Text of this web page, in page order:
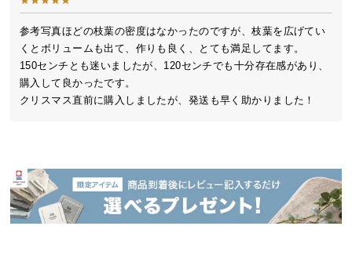
送
料
に
つ
い
て
商
品
の
参考写真ほどの枝葉の密度はなかったのですが、枝葉を広げてい
くとボリュームも出て、作りも良く、とても満足してます。
150センチとも迷いましたが、120センチでも十分存在感があり、
購入して良かったです。
クリスマス直前に購入しましたが、発送も早く助かりました！